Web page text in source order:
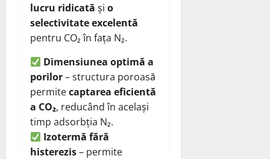
lucru ridicată și o
selectivitate excelentă
pentru CO₂ în fața N₂.
Dimensiunea optimă a
porilor– structura poroasă
permitecaptarea eficientă
a CO₂, reducând în același
timp adsorbția N₂.
Izotermă fără
histerezis– permite